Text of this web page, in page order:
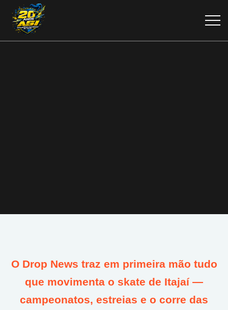
O Drop News traz em primeira mão tudo
que movimenta o skate de Itajaí —
campeonatos, estreias e o corre das